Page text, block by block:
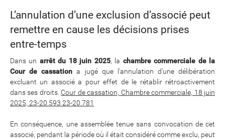
L’annulation d’une exclusion d’associé peut
remettre en cause les décisions prises
entre-temps
Dans un arrêt du 18 juin 2025, la chambre commerciale de la
Cour de cassation a jugé que l’annulation d’une délibération
excluant un associé a pour effet de le rétablir rétroactivement
dans ses droits. Cour de cassation, Chambre commerciale, 18 juin
2025, 23-20.593 23-20.781
En conséquence, une assemblée tenue sans convocation de cet
associé, pendant la période où il était considéré comme exclu, peut